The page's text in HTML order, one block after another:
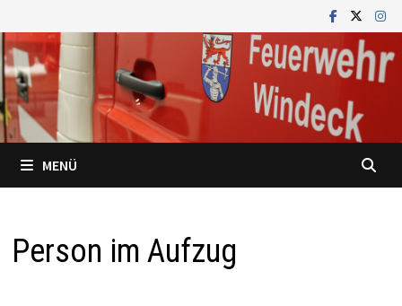
Inhalt
springen
MENÜ
Person im Aufzug